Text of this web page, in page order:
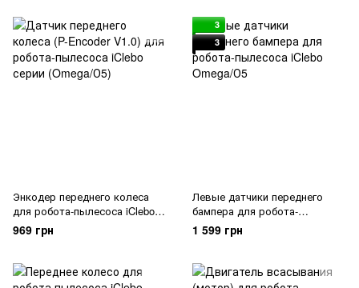
Энкодер переднего колеса
для робота-пылесоса iClebo
Omega/О5
969 грн
3
3
Левые датчики переднего
бампера для робота-
пылесоса iClebo Omega/О5
1 599 грн